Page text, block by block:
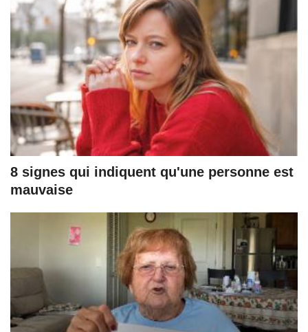
8 signes qui indiquent qu'une personne est
mauvaise